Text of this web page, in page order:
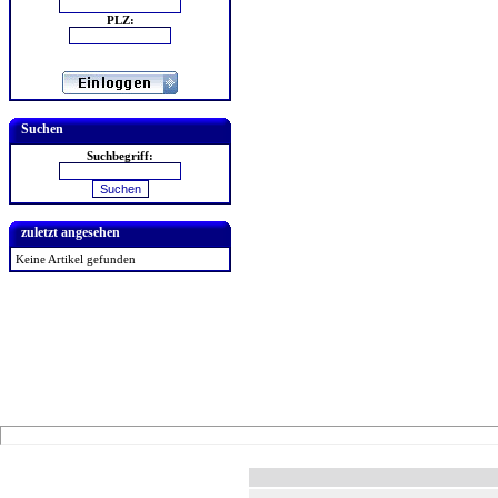
PLZ:
Suchen
Suchbegriff:
zuletzt angesehen
Keine Artikel gefunden